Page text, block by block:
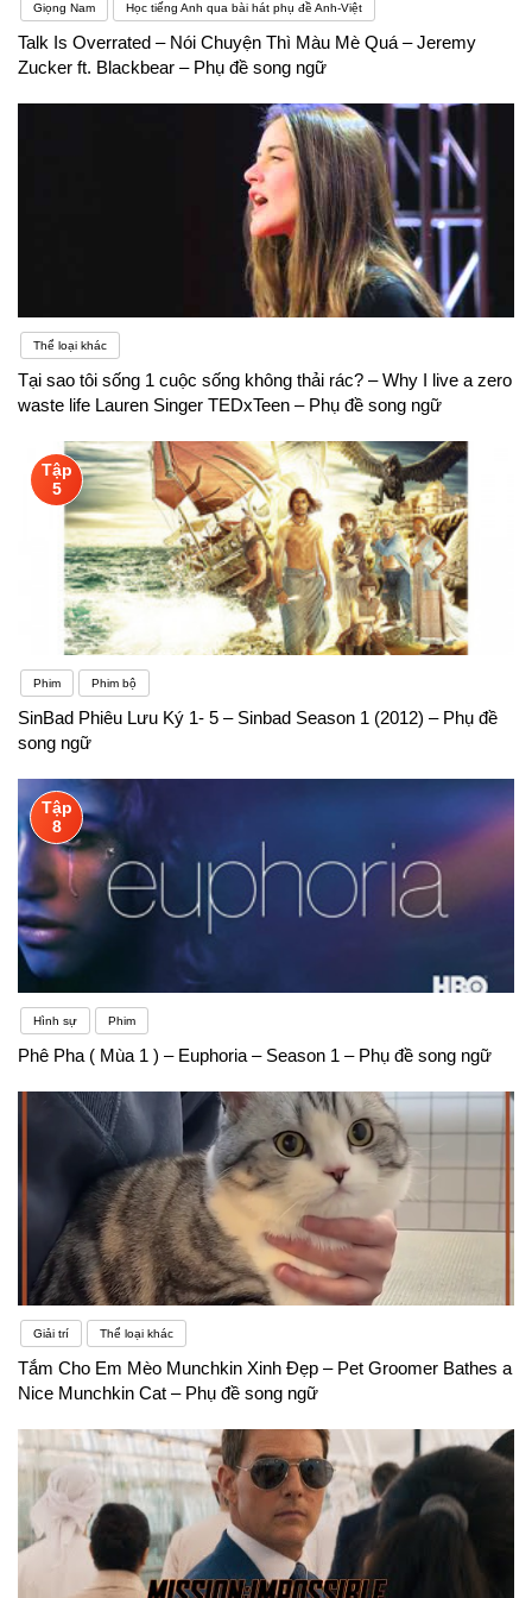
phục vụ dạy ngoại ngữ cần được đầu tư thông qua
nguồn ngân sách, cũng như xã hội hóa giáo dục
Giọng Nam Học tiếng Anh qua bài hát phụ đề Anh-Việt
Talk Is Overrated – Nói Chuyện Thì Màu Mè Quá – Jeremy
Zucker ft. Blackbear – Phụ đề song ngữ
Thể loại khác
Tại sao tôi sống 1 cuộc sống không thải rác? – Why I live a zero
waste life Lauren Singer TEDxTeen – Phụ đề song ngữ
Tập
5
Phim Phim bộ
SinBad Phiêu Lưu Ký 1- 5 – Sinbad Season 1 (2012) – Phụ đề
song ngữ
Tập
8
Hình sự Phim
Phê Pha ( Mùa 1 ) – Euphoria – Season 1 – Phụ đề song ngữ
Giải trí Thể loại khác
Tắm Cho Em Mèo Munchkin Xinh Đẹp – Pet Groomer Bathes a
Nice Munchkin Cat – Phụ đề song ngữ